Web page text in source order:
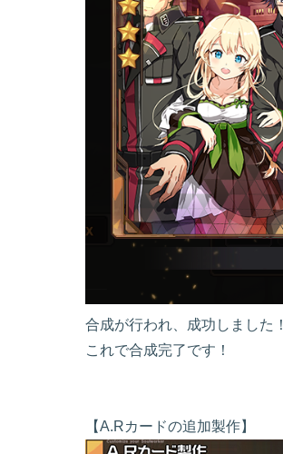
合成が行われ、成功しました！
これで合成完了です！
【A.Rカードの追加製作】